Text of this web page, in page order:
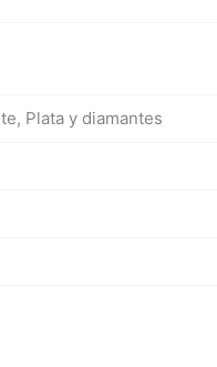
Plata y diamantes